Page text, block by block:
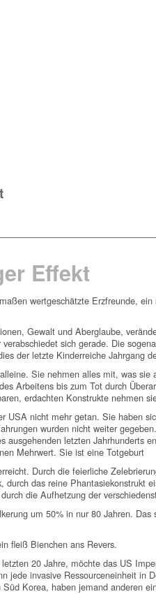
Effekt
wertgeschätzte Erzfreunde,
Gewalt und Aberglaube,
sich gerade. Die
der letzte Kinderreiche Jahrgang
Sie nehmen alles mit, was sie
Arbeitens bis zum Tot durch
erdachten Konstrukte nehmen
USA nicht mehr getan. Sie haben
wurden nicht weiter
ausgehenden letzten Jahrhunderts
Mehrwert. Sie ist eine Totgeburt
Durch die feierliche
durch das reine Phantasiekonstrukt
die Aufhetzung der
um 50% in nur 80 Jahren.
fleiß Bienchen ans Revers.
20 Jahre, möchte das US
jede invasive Ressourceneinheit in
Korea, haben jemand anderen